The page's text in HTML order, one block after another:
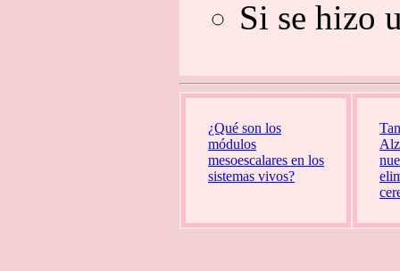
Si se hizo
¿Qué son los
módulos
mesoescalares en los
sistemas vivos?